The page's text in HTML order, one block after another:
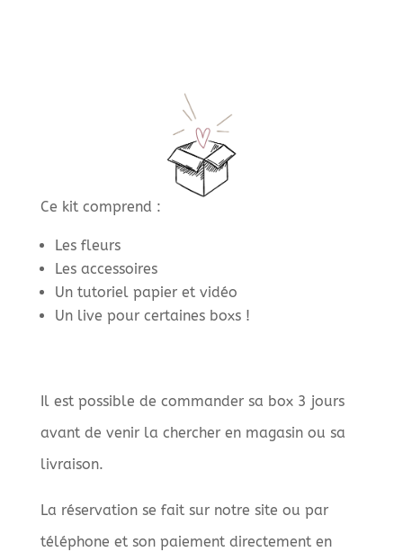
Ce kit comprend :
Les fleurs
Les accessoires
Un tutoriel papier et vidéo
Un live pour certaines boxs !
Il est possible de commander sa box 3 jours
avant de venir la chercher en magasin ou sa
livraison.
La réservation se fait sur notre site ou par
téléphone et son paiement directement en